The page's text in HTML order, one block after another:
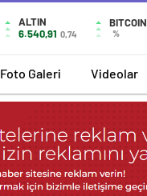
ALTIN
6.540,91 0,74
BITCOIN
%
Foto Galeri Videolar